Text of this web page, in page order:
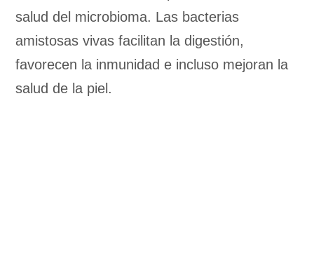
salud del microbioma. Las bacterias
amistosas vivas facilitan la digestión,
favorecen la inmunidad e incluso mejoran la
salud de la piel.